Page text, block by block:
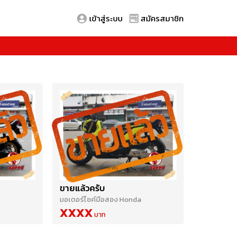
เข้าสู่ระบบ สมัครสมาชิก
ขายแล้วครับ
มอเตอร์ไซค์มือสอง Honda
XXXX